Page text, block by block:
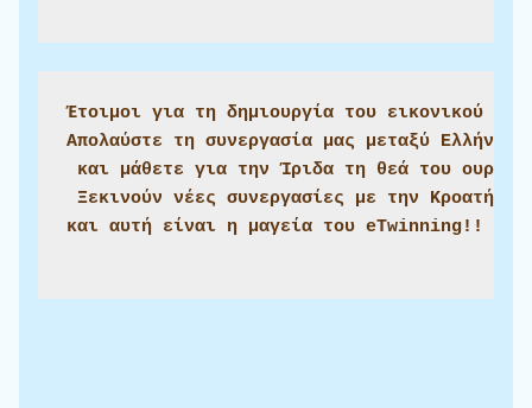
Έτοιμοι για τη δημιουργία του εικονικού
Απολαύστε τη συνεργασία μας μεταξύ Ελλήνων
και μάθετε για την Ίριδα τη θεά του
Ξεκινούν νέες συνεργασίες με την Kροατή
και αυτή είναι η μαγεία του eTwinning!!